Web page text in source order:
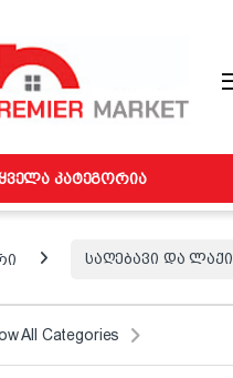
კატეგორია
საღებავი და ლაქი
All Categories